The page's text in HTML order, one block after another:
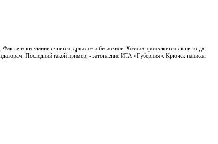
здание сыпется, дряхлое и бесхозное. Хозяин проявляется лишь тогда,
Последний такой пример, - затопление ИТА «Губерния». Крючек написал